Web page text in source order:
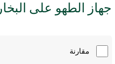
جهاز الطهو على البخار
مقارنة